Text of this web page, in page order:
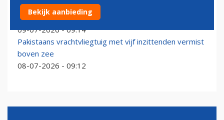
Wrak van gecrasht Boeing 737-vrachtvliegtuig
aangetroffen in zee
09-07-2026 - 09:14
Pakistaans vrachtvliegtuig met vijf inzittenden vermist
boven zee
08-07-2026 - 09:12
Bekijk aanbieding